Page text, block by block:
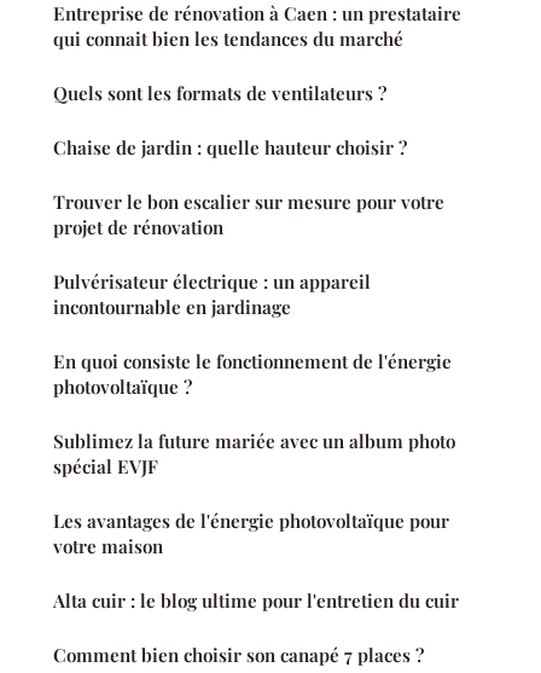
Entreprise de rénovation à Caen : un prestataire
qui connait bien les tendances du marché
Quels sont les formats de ventilateurs ?
Chaise de jardin : quelle hauteur choisir ?
Trouver le bon escalier sur mesure pour votre
projet de rénovation
Pulvérisateur électrique : un appareil
incontournable en jardinage
En quoi consiste le fonctionnement de l'énergie
photovoltaïque ?
Sublimez la future mariée avec un album photo
spécial EVJF
Les avantages de l'énergie photovoltaïque pour
votre maison
Alta cuir : le blog ultime pour l'entretien du cuir
Comment bien choisir son canapé 7 places ?